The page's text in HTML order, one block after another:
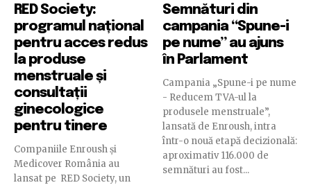
RED Society:
programul național
pentru acces redus
la produse
menstruale și
consultații
ginecologice
pentru tinere
Companiile Enroush și
Medicover România au
lansat pe RED Society, un
Semnături din
campania “Spune-i
pe nume” au ajuns
în Parlament
Campania „Spune-i pe nume
- Reducem TVA-ul la
produsele menstruale”,
lansată de Enroush, intra
într-o nouă etapă decizională:
aproximativ 116.000 de
semnături au fost...